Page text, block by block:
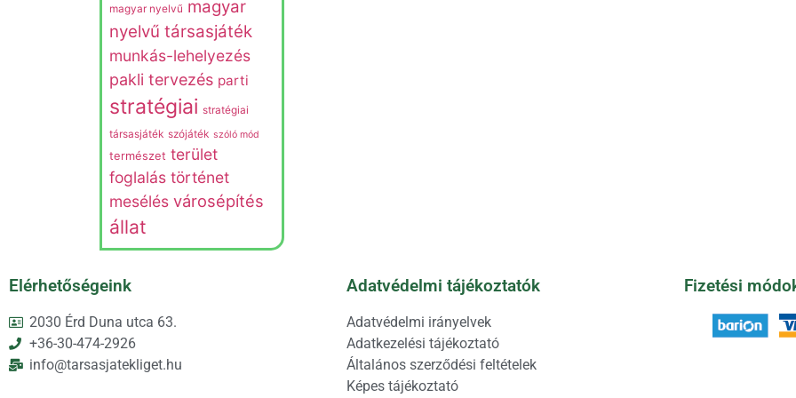
magyar nyelvű magyar
nyelvű társasjáték
munkás-lehelyezés
pakli tervezés parti
stratégiai stratégiai
társasjáték szójáték szóló mód
természet terület
foglalás történet
mesélés városépítés
állat
Elérhetőségeink
2030 Érd Duna utca 63.
+36-30-474-2926
info@tarsasjatekliget.hu
Adatvédelmi tájékoztatók
Adatvédelmi irányelvek
Adatkezelési tájékoztató
Általános szerződési feltételek
Képes tájékoztató
Fizetési